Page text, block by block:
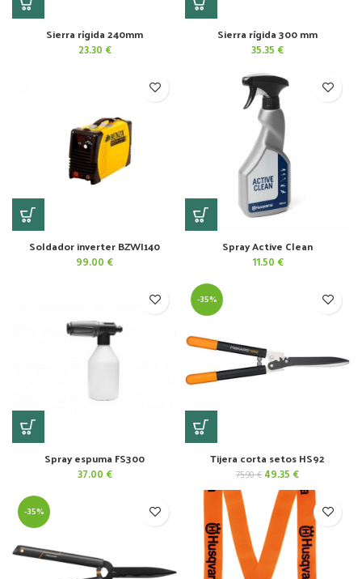
Sierra rígida 240mm
23.30 €
Sierra rígida 300 mm
35.35 €
Soldador inverter BZWI140
99.00 €
Spray Active Clean
11.50 €
Spray espuma FS300
37.00 €
-35%
Tijera corta setos HS92
75.90€ El
precio
original
era:
75.90 €.
49.35 €El
precio
actual
49.35 €.
-35%